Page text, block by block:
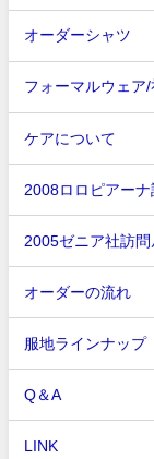
オーダーシャツ
フォーマルウェア/
ケアについて
2008ロロピアーナ
2005ゼニア社訪問
オーダーの流れ
服地ラインナップ
Q＆A
LINK